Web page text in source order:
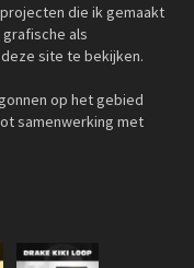
die ik gemaakt
als
site te bekijken.
op het gebied
samenwerking met